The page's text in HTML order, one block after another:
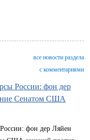
все новости раздела
с комментариями
России: фон дер
Сенатом США
фон дер Ляйен